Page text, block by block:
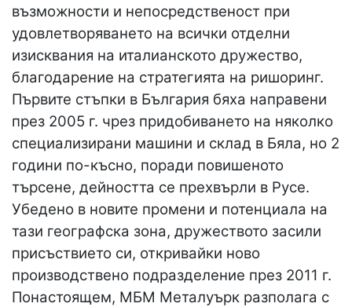
възможности и непосредственост при
удовлетворяването на всички отделни
изисквания на италианското дружество,
благодарение на стратегията на ришоринг.
Първите стъпки в България бяха направени
през 2005 г. чрез придобиването на няколко
специализирани машини и склад в Бяла, но 2
години по-късно, поради повишеното
търсене, дейността се прехвърли в Русе.
Убедено в новите промени и потенциала на
тази географска зона, дружеството засили
присъствието си, откривайки ново
производствено подразделение през 2011 г.
Понастоящем, МБМ Металуърк разполага с